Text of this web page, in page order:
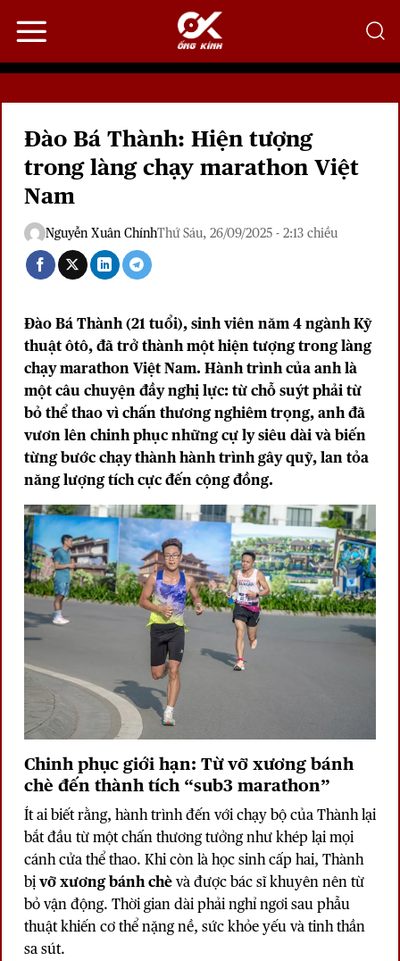
qua
dung
Đào Bá Thành: Hiện tượng
trong làng chạy marathon Việt
Nam
Nguyễn Xuân ChínhThứ Sáu, 26/09/2025 - 2:13 chiều
Đào Bá Thành (21 tuổi), sinh viên năm 4 ngành Kỹ
thuật ôtô, đã trở thành một hiện tượng trong làng
chạy marathon Việt Nam. Hành trình của anh là
một câu chuyện đầy nghị lực: từ chỗ suýt phải từ
bỏ thể thao vì chấn thương nghiêm trọng, anh đã
vươn lên chinh phục những cự ly siêu dài và biến
từng bước chạy thành hành trình gây quỹ, lan tỏa
năng lượng tích cực đến cộng đồng.
Chinh phục giới hạn: Từ vỡ xương bánh
chè đến thành tích “sub3 marathon”
Ít ai biết rằng, hành trình đến với chạy bộ của Thành lại
bắt đầu từ một chấn thương tưởng như khép lại mọi
cánh cửa thể thao. Khi còn là học sinh cấp hai, Thành
bịvỡ xương bánh chèvà được bác sĩ khuyên nên từ
bỏ vận động. Thời gian dài phải nghỉ ngơi sau phẫu
thuật khiến cơ thể nặng nề, sức khỏe yếu và tinh thần
sa sút.